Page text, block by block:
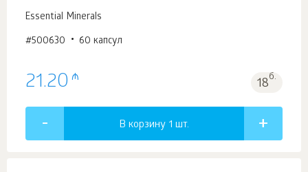
Essential Minerals
#500630 60 капсул
21.20 ₼ 18б.
В корзину 1 шт.